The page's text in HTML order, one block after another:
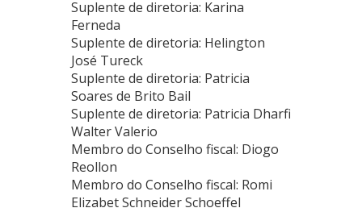
Suplente de diretoria: Karina
Ferneda
Suplente de diretoria: Helington
José Tureck
Suplente de diretoria: Patricia
Soares de Brito Bail
Suplente de diretoria: Patricia Dharfi
Walter Valerio
Membro do Conselho fiscal: Diogo
Reollon
Membro do Conselho fiscal: Romi
Elizabet Schneider Schoeffel